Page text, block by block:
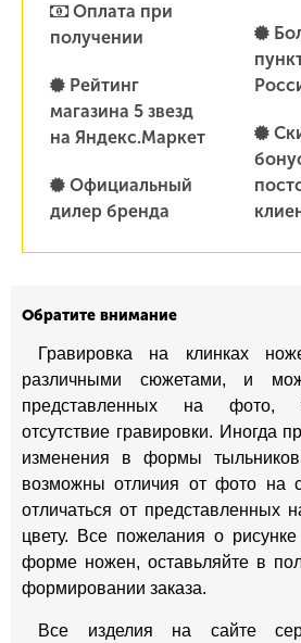
Оплата при
получении
Рейтинг
магазина 5 звезд
на Яндекс.Маркет
Официальный
дилер бренда
Обратите внимание
Гравировка на клинках
различными сюжетами, и
представленных на фото,
отсутствие гравировки. Иногда
изменения в формы
возможны отличия от фото на
отличаться от
цвету. Все пожелания о
форме ножен, оставьляйте в
формировании заказа.
Все изделия на сайте